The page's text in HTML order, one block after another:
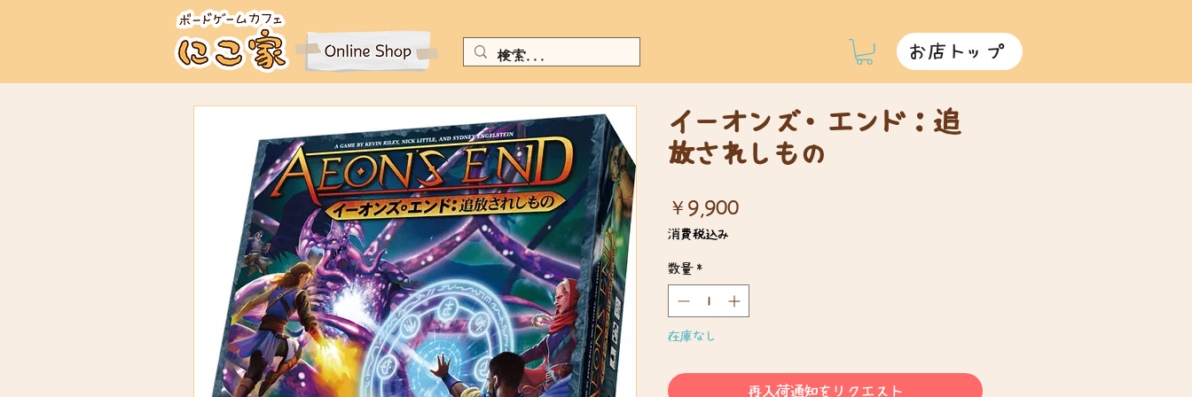
お店トップ
イーオンズ・エンド：追
放されしもの
￥9,900価
消費税込み
数量 *
在庫なし
再入荷通知をリクエスト